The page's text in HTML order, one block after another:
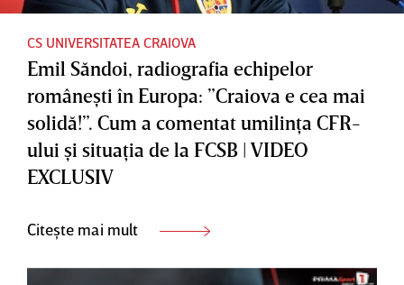
CS UNIVERSITATEA CRAIOVA
Emil Săndoi, radiografia echipelor
româneşti în Europa: ”Craiova e cea mai
solidă!”. Cum a comentat umilinţa CFR-
ului şi situaţia de la FCSB | VIDEO
EXCLUSIV
Citește mai mult